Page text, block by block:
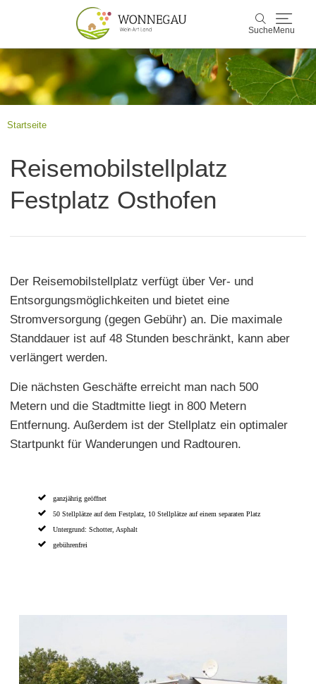
Suche Menu
Suche
Wonnegau
Kultur & Events
Startseite
Reisemobilstellplatz
Festplatz Osthofen
Der Reisemobilstellplatz verfügt über Ver- und
Entsorgungsmöglichkeiten und bietet eine
Stromversorgung (gegen Gebühr) an. Die maximale
Standdauer ist auf 48 Stunden beschränkt, kann aber
verlängert werden.
Die nächsten Geschäfte erreicht man nach 500
Metern und die Stadtmitte liegt in 800 Metern
Entfernung. Außerdem ist der Stellplatz ein optimaler
Startpunkt für Wanderungen und Radtouren.
ganzjährig geöffnet
50 Stellplätze auf dem Festplatz, 10 Stellplätze auf einem separaten Platz
Untergrund: Schotter, Asphalt
gebührenfrei